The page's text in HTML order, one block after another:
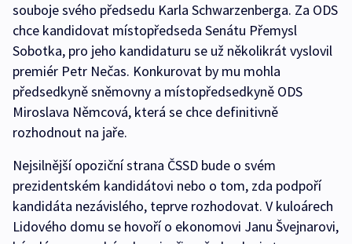
souboje svého předsedu Karla Schwarzenberga. Za ODS
chce kandidovat místopředseda Senátu Přemysl
Sobotka, pro jeho kandidaturu se už několikrát vyslovil
premiér Petr Nečas. Konkurovat by mu mohla
předsedkyně sněmovny a místopředsedkyně ODS
Miroslava Němcová, která se chce definitivně
rozhodnout na jaře.
Nejsilnější opoziční strana ČSSD bude o svém
prezidentském kandidátovi nebo o tom, zda podpoří
kandidáta nezávislého, teprve rozhodovat. V kuloárech
Lidového domu se hovoří o ekonomovi Janu Švejnarovi,